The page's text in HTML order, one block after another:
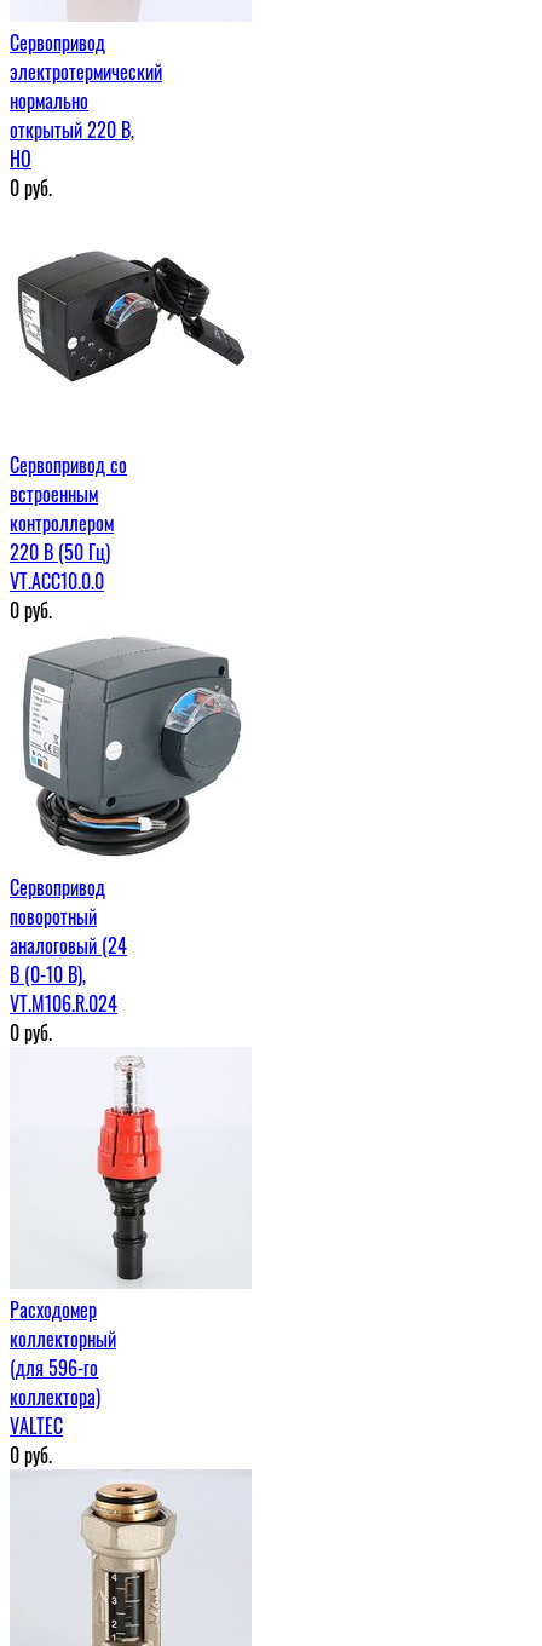
Сервопривод
электротермический
нормально
открытый 220 В,
НО
0руб.
Сервопривод со
встроенным
контроллером
220 В (50 Гц)
VT.ACC10.0.0
0руб.
Сервопривод
поворотный
аналоговый (24
В (0-10 В),
VT.M106.R.024
0руб.
Расходомер
коллекторный
(для 596-го
коллектора)
VALTEC
0руб.